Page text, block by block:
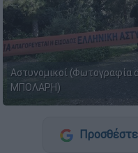
Αστυνομικοί (Φωτογραφία
ΜΠΟΛΑΡΗ)